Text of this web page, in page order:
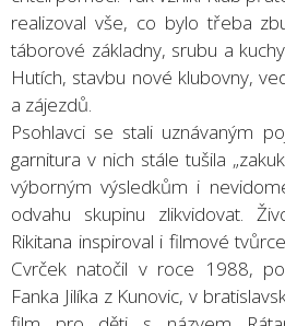
realizoval vše, co bylo třeba
táborové základny, srubu a
Hutích, stavbu nové klubovny,
a zájezdů.
Psohlavci se stali uznávaným
garnitura v nich stále tušila
výborným výsledkům i
odvahu skupinu zlikvidovat.
Rikitana inspiroval i filmové
Cvrček natočil v roce 1988,
Fanka Jilíka z Kunovic, v